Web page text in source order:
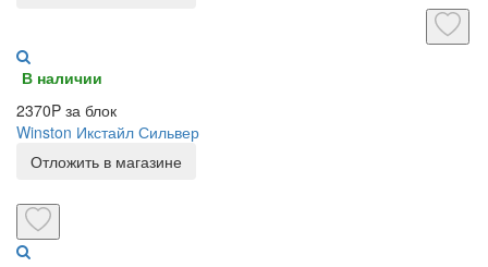
В наличии
2370P за блок
Winston Икстайл Сильвер
Отложить в магазине